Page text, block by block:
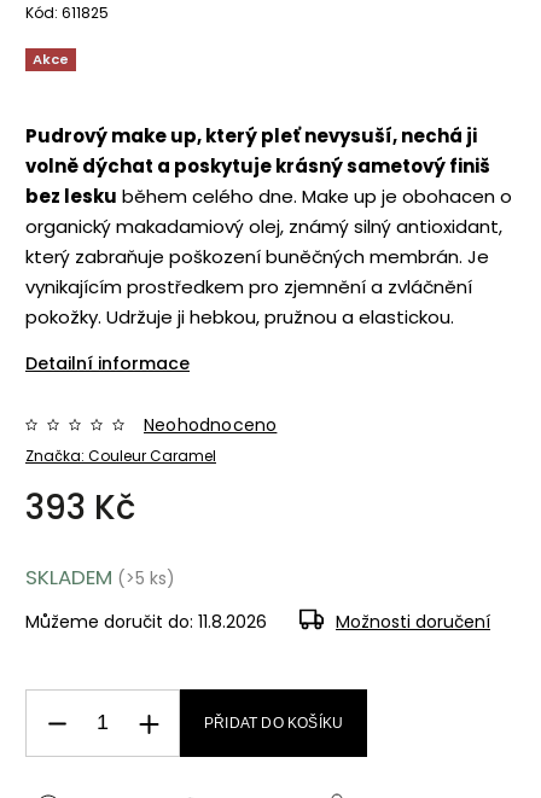
Kód: 611825
Akce
Pudrový make up, který pleť nevysuší, nechá ji
volně dýchat a poskytuje krásný sametový finiš
bez lesku během celého dne. Make up je obohacen o
organický makadamiový olej, známý silný antioxidant,
který zabraňuje poškození buněčných membrán. Je
vynikajícím prostředkem pro zjemnění a zvláčnění
pokožky. Udržuje ji hebkou, pružnou a elastickou.
Detailní informace
Značka: Couleur Caramel
Neohodnoceno
393 Kč
SKLADEM (>5 ks)
Můžeme doručit do: 11.8.2026 Možnosti doručení
PŘIDAT DO KOŠÍKU